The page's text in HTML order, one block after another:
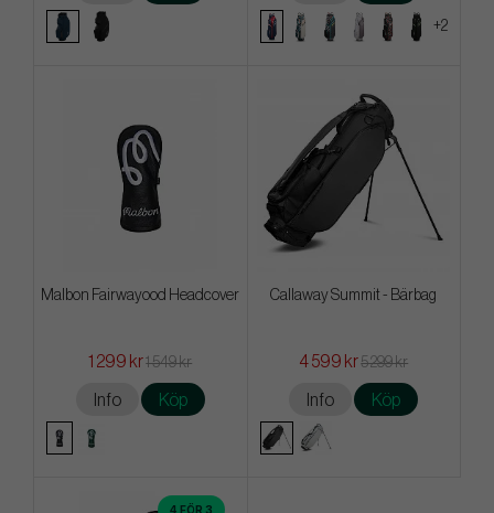
+2
Malbon Fairwayood Headcover
1 299 kr1 549 kr
Info Köp
Callaway Summit - Bärbag
4 599 kr5 299 kr
Info Köp
4 FÖR 3